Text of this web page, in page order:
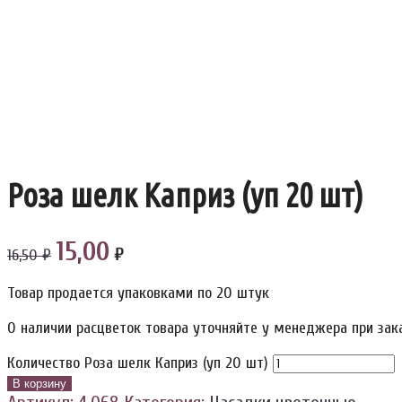
Роза шелк Каприз (уп 20 шт)
16,50 ₽ 15,00 ₽
Товар продается упаковками по 20 штук
О наличии расцветок товара уточняйте у менеджера при
Количество Роза шелк Каприз (уп 20 шт)
В корзину